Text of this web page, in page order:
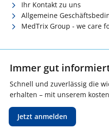
Ihr Kontakt zu uns
Allgemeine
MedTrix Group - we care
Immer gut
Schnell und zuverlässig die
erhalten – mit unserem
Jetzt anmelden